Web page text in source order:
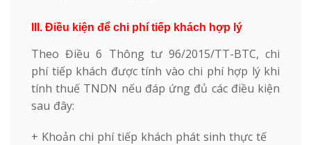
III. Điều kiện để chi phí tiếp khách hợp lý
Theo Điều 6 Thông tư 96/2015/TT-BTC, chi
phí tiếp khách được tính vào chi phí hợp lý khi
tính thuế TNDN nếu đáp ứng đủ các điều kiện
sau đây:
+ Khoản chi phí tiếp khách phát sinh thực tế